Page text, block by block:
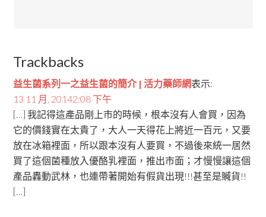
Trackbacks
益生菌系列一之益生菌的簡介 | 活力藥師網表示:
13 11 月, 20142:08 下午
[…] 我記得這產品剛上市的時候，根本沒有人會買，因為
它的價錢實在太貴了，大人一天得花上將近一百元，又要
放在冰箱裡面，所以跟本沒有人要買，不過後來統一居然
買了這個菌種放入優酪乳裡面，推出市面；才慢慢讓這個
產品轟動武林，也連帶著開始有假貨出現!!!甚至是贓貨!!
[…]